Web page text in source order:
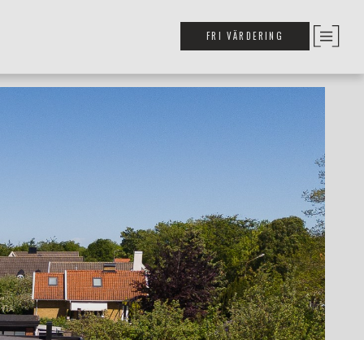
FRI VÄRDERING